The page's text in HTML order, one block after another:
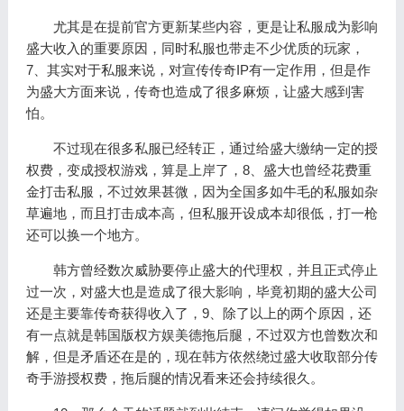
尤其是在提前官方更新某些内容，更是让私服成为影响
盛大收入的重要原因，同时私服也带走不少优质的玩家，
7、其实对于私服来说，对宣传传奇IP有一定作用，但是作
为盛大方面来说，传奇也造成了很多麻烦，让盛大感到害
怕。
不过现在很多私服已经转正，通过给盛大缴纳一定的授
权费，变成授权游戏，算是上岸了，8、盛大也曾经花费重
金打击私服，不过效果甚微，因为全国多如牛毛的私服如杂
草遍地，而且打击成本高，但私服开设成本却很低，打一枪
还可以换一个地方。
韩方曾经数次威胁要停止盛大的代理权，并且正式停止
过一次，对盛大也是造成了很大影响，毕竟初期的盛大公司
还是主要靠传奇获得收入了，9、除了以上的两个原因，还
有一点就是韩国版权方娱美德拖后腿，不过双方也曾数次和
解，但是矛盾还在是的，现在韩方依然绕过盛大收取部分传
奇手游授权费，拖后腿的情况看来还会持续很久。